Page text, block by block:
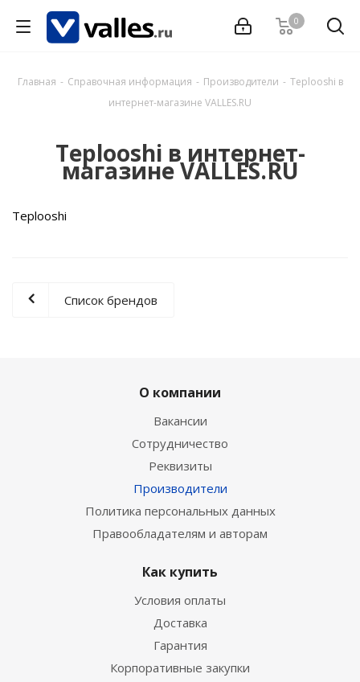
0
Главная - Справочная информация - Производители - Teplooshi в
интернет-магазине VALLES.RU
Teplooshi в интернет-
магазине VALLES.RU
Teplooshi
Список брендов
О компании
Вакансии
Сотрудничество
Реквизиты
Производители
Политика персональных данных
Правообладателям и авторам
Как купить
Условия оплаты
Доставка
Гарантия
Корпоративные закупки